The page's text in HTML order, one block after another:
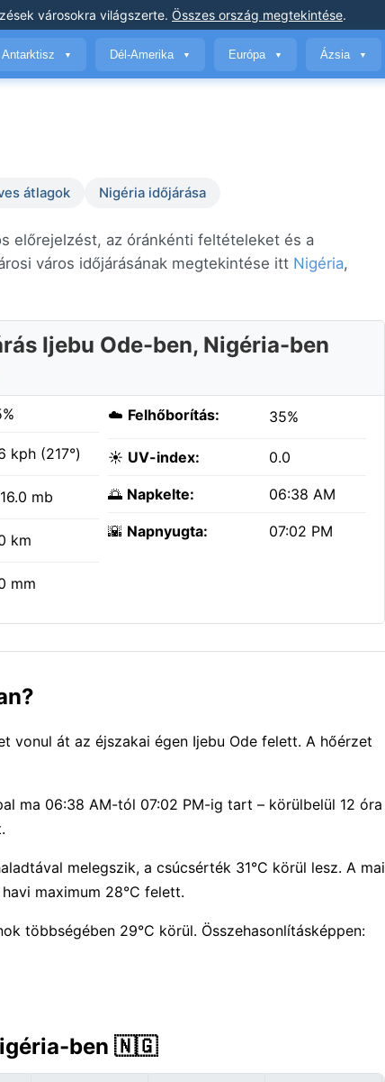
városokra világszerte. Összes ország megtekintése.
Antarktisz ▼ Dél-Amerika ▼ Európa ▼ Ázsia ▼
átlagok Nigéria időjárása
előrejelzést, az óránkénti feltételeket és a
város időjárásának megtekintése itt Nigéria,
Ijebu Ode-ben, Nigéria-ben
kph (217°)
mb
km
mm
☁️ Felhőborítás: 35%
☀️ UV-index: 0.0
🌅 Napkelte: 06:38 AM
🌇 Napnyugta: 07:02 PM
vonul át az éjszakai égen Ijebu Ode felett. A hőérzet
ma 06:38 AM-tól 07:02 PM-ig tart – körülbelül 12 óra
melegszik, a csúcsérték 31°C körül lesz. A mai
maximum 28°C felett.
többségében 29°C körül. Összehasonlításképpen:
ben 🇳🇬